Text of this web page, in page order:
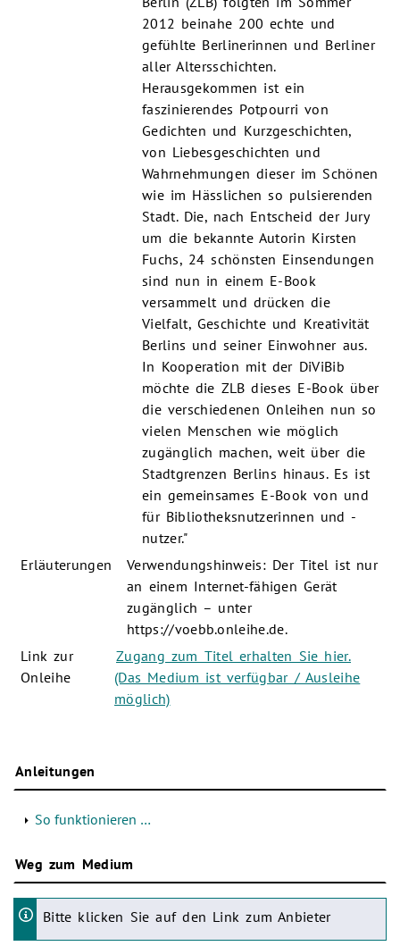
2012 beinahe 200 echte und
gefühlte Berlinerinnen und Berliner
aller Altersschichten.
Herausgekommen ist ein
faszinierendes Potpourri von
Gedichten und Kurzgeschichten,
von Liebesgeschichten und
Wahrnehmungen dieser im Schönen
wie im Hässlichen so pulsierenden
Stadt. Die, nach Entscheid der Jury
um die bekannte Autorin Kirsten
Fuchs, 24 schönsten Einsendungen
sind nun in einem E-Book
versammelt und drücken die
Vielfalt, Geschichte und Kreativität
Berlins und seiner Einwohner aus.
In Kooperation mit der DiViBib
möchte die ZLB dieses E-Book über
die verschiedenen Onleihen nun so
vielen Menschen wie möglich
zugänglich machen, weit über die
Stadtgrenzen Berlins hinaus. Es ist
ein gemeinsames E-Book von und
für Bibliotheksnutzerinnen und -
nutzer."
Erläuterungen
Verwendungshinweis: Der Titel ist nur
an einem Internet-fähigen Gerät
zugänglich – unter
https://voebb.onleihe.de.
Link zur
Onleihe
Zugang zum Titel erhalten Sie hier.
(Das Medium ist verfügbar / Ausleihe
möglich)
Anleitungen
So funktionieren …
Weg zum Medium
Bitte klicken Sie auf den Link zum Anbieter